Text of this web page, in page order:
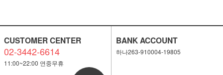
CUSTOMER CENTER
02-3442-6614
11:00~22:00 연중무휴
BANK ACCOUNT
하나263-910004-19805